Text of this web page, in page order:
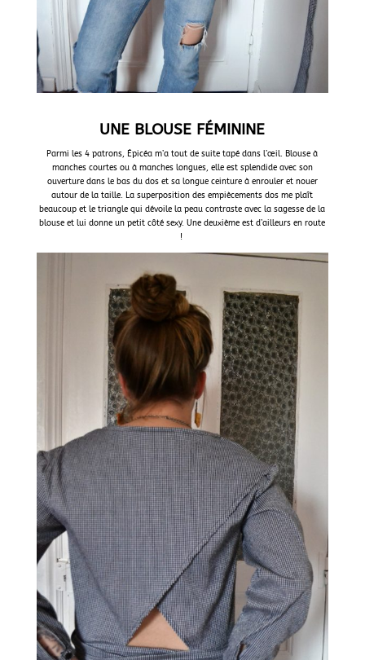
UNE BLOUSE FÉMININE
Parmi les 4 patrons, Épicéa m’a tout de suite tapé dans l’œil. Blouse à
manches courtes ou à manches longues, elle est splendide avec son
ouverture dans le bas du dos et sa longue ceinture à enrouler et nouer
autour de la taille. La superposition des empiècements dos me plaît
beaucoup et le triangle qui dévoile la peau contraste avec la sagesse de la
blouse et lui donne un petit côté sexy. Une deuxième est d’ailleurs en route
!